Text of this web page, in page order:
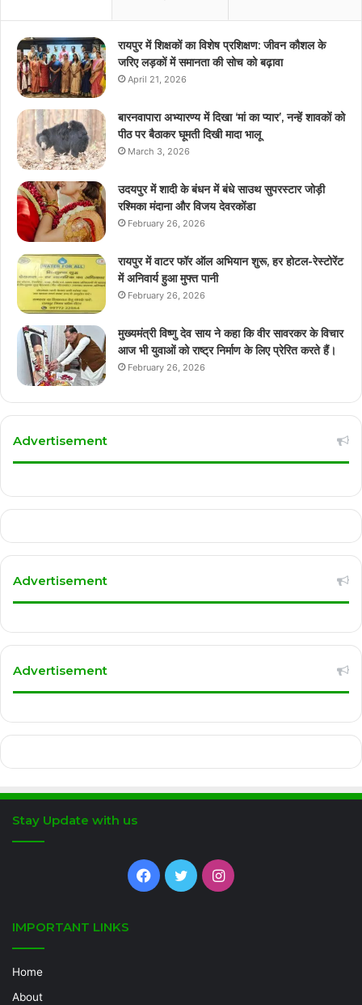
रायपुर में शिक्षकों का विशेष प्रशिक्षण: जीवन कौशल के
जरिए लड़कों में समानता की सोच को बढ़ावा
April 21, 2026
बारनवापारा अभ्यारण्य में दिखा ‘मां का प्यार’, नन्हें शावकों को
पीठ पर बैठाकर घूमती दिखी मादा भालू
March 3, 2026
उदयपुर में शादी के बंधन में बंधे साउथ सुपरस्टार जोड़ी
रश्मिका मंदाना और विजय देवरकोंडा
February 26, 2026
रायपुर में वाटर फॉर ऑल अभियान शुरू, हर होटल-रेस्टोरेंट
में अनिवार्य हुआ मुफ्त पानी
February 26, 2026
मुख्यमंत्री विष्णु देव साय ने कहा कि वीर सावरकर के विचार
आज भी युवाओं को राष्ट्र निर्माण के लिए प्रेरित करते हैं।
February 26, 2026
Advertisement
Advertisement
Advertisement
Stay Update with us
Facebook
TwitterInstagram
IMPORTANT LINKS
Home
About